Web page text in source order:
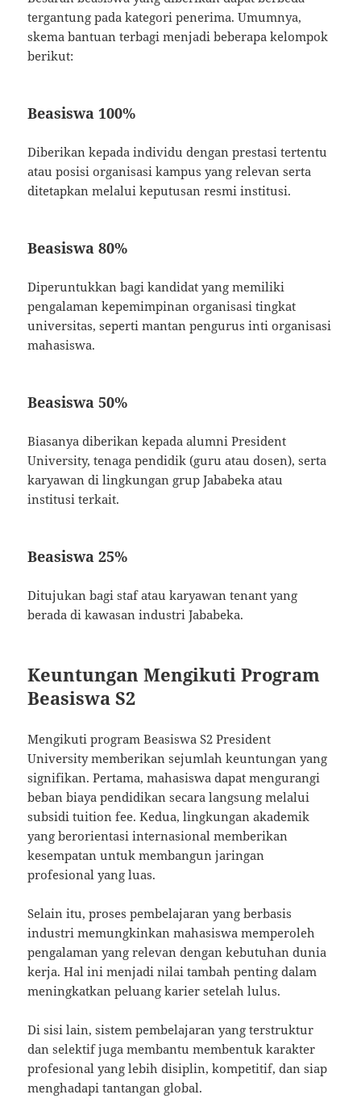
tergantung pada kategori penerima. Umumnya,
skema bantuan terbagi menjadi beberapa kelompok
berikut:
Beasiswa 100%
Diberikan kepada individu dengan prestasi tertentu
atau posisi organisasi kampus yang relevan serta
ditetapkan melalui keputusan resmi institusi.
Beasiswa 80%
Diperuntukkan bagi kandidat yang memiliki
pengalaman kepemimpinan organisasi tingkat
universitas, seperti mantan pengurus inti organisasi
mahasiswa.
Beasiswa 50%
Biasanya diberikan kepada alumni President
University, tenaga pendidik (guru atau dosen), serta
karyawan di lingkungan grup Jababeka atau
institusi terkait.
Beasiswa 25%
Ditujukan bagi staf atau karyawan tenant yang
berada di kawasan industri Jababeka.
Keuntungan Mengikuti Program
Beasiswa S2
Mengikuti program Beasiswa S2 President
University memberikan sejumlah keuntungan yang
signifikan. Pertama, mahasiswa dapat mengurangi
beban biaya pendidikan secara langsung melalui
subsidi tuition fee. Kedua, lingkungan akademik
yang berorientasi internasional memberikan
kesempatan untuk membangun jaringan
profesional yang luas.
Selain itu, proses pembelajaran yang berbasis
industri memungkinkan mahasiswa memperoleh
pengalaman yang relevan dengan kebutuhan dunia
kerja. Hal ini menjadi nilai tambah penting dalam
meningkatkan peluang karier setelah lulus.
Di sisi lain, sistem pembelajaran yang terstruktur
dan selektif juga membantu membentuk karakter
profesional yang lebih disiplin, kompetitif, dan siap
menghadapi tantangan global.